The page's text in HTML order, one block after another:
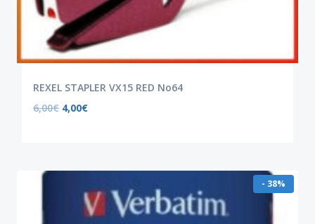
REXEL STAPLER VX15 RED No64
6,00€ 4,00€
- 38%